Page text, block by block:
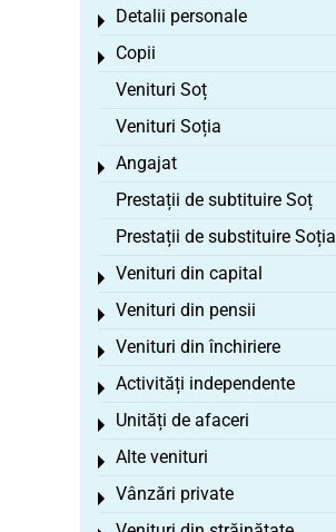
Detalii personale
Toggle menu
Copii
Toggle menu
Venituri Soț
Venituri Soția
Angajat
Toggle menu
Prestații de subtituire Soț
Prestații de substituire Soția
Venituri din capital
Toggle menu
Venituri din pensii
Toggle menu
Venituri din închiriere
Toggle menu
Activități independente
Toggle menu
Unități de afaceri
Toggle menu
Alte venituri
Toggle menu
Vânzări private
Toggle menu